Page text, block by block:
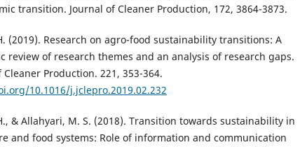
transition. Journal of Cleaner Production, 172, 3864-3873.
(2019). Research on agro-food sustainability transitions: A
review of research themes and an analysis of research gaps.
Cleaner Production. 221, 353-364.
10.1016/j.jclepro.2019.02.232
& Allahyari, M. S. (2018). Transition towards sustainability in
and food systems: Role of information and communication